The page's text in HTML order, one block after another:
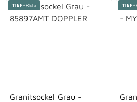
Granitsockel Grau -